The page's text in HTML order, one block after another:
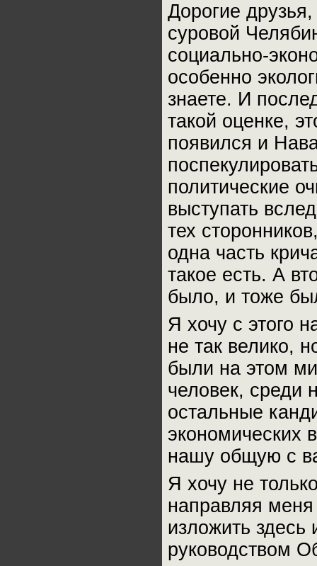
Дорогие
суровой
социально-
особенно
знаете. И
такой оценке,
появился и
политические
выступать
тех
одна часть
такое есть. А
было, и тоже
Я хочу с этого
не так велико,
были на этом
человек, среди
остальные
экономических
нашу общую с
Я хочу не
направляя
изложить здесь
руководством